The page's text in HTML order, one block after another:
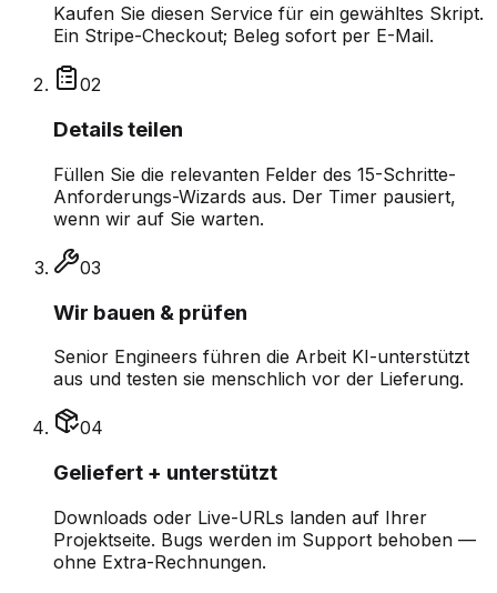
Kaufen Sie diesen Service für ein gewähltes Skript.
Ein Stripe-Checkout; Beleg sofort per E-Mail.
02
Details teilen
Füllen Sie die relevanten Felder des 15-Schritte-
Anforderungs-Wizards aus. Der Timer pausiert,
wenn wir auf Sie warten.
03
Wir bauen & prüfen
Senior Engineers führen die Arbeit KI-unterstützt
aus und testen sie menschlich vor der Lieferung.
04
Geliefert + unterstützt
Downloads oder Live-URLs landen auf Ihrer
Projektseite. Bugs werden im Support behoben —
ohne Extra-Rechnungen.